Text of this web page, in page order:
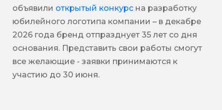
объявили открытый конкурс на разработку
юбилейного логотипа компании – в декабре
2026 года бренд отпразднует 35 лет со дня
основания. Представить свои работы смогут
все желающие - заявки принимаются к
участию до 30 июня.